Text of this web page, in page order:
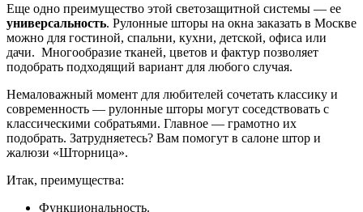
Еще одно преимущество этой светозащитной системы — ее
универсальность. Рулонные шторы на окна заказать в Москве
можно для гостиной, спальни, кухни, детской, офиса или
дачи. Многообразие тканей, цветов и фактур позволяет
подобрать подходящий вариант для любого случая.
Немаловажный момент для любителей сочетать классику и
современность — рулонные шторы могут соседствовать с
классическими собратьями. Главное — грамотно их
подобрать. Затрудняетесь? Вам помогут в салоне штор и
жалюзи «Шторница».
Итак, преимущества:
Функциональность.